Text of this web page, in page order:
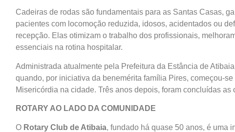
Cadeiras de rodas são fundamentais para as Santas Casas,
pacientes com locomoção reduzida, idosos, acidentados ou
recepção. Elas otimizam o trabalho dos profissionais,
essenciais na rotina hospitalar.
Administrada atualmente pela Prefeitura da Estância de
quando, por iniciativa da benemérita família Pires, começou-
Misericórdia na cidade. Três anos depois, foram concluídas
ROTARY AO LADO DA COMUNIDADE
O Rotary Club de Atibaia, fundado há quase 50 anos, é uma